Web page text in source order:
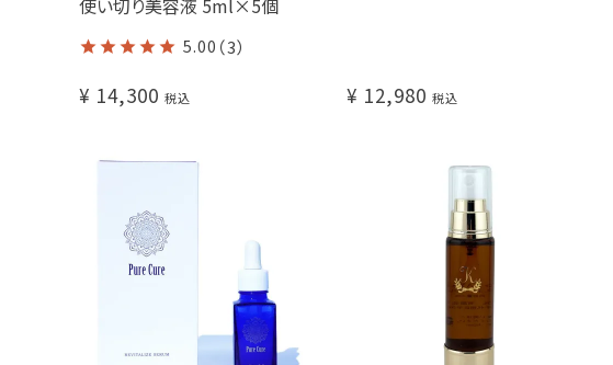
使い切り美容液 5ml×5個
5.00 （3）
¥ 14,300 税込 ¥ 12,980 税込